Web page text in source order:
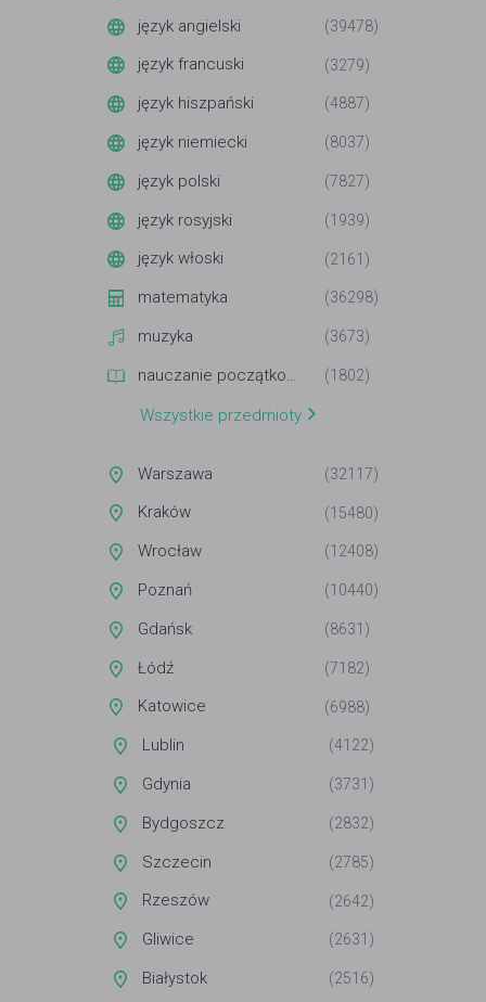
język angielski (39478)
język francuski (3279)
język hiszpański (4887)
język niemiecki (8037)
język polski (7827)
język rosyjski (1939)
język włoski (2161)
matematyka (36298)
muzyka (3673)
nauczanie początkowe (1802)
Wszystkie przedmioty
Warszawa (32117)
Kraków (15480)
Wrocław (12408)
Poznań (10440)
Gdańsk (8631)
Łódź (7182)
Katowice (6988)
Lublin (4122)
Gdynia (3731)
Bydgoszcz (2832)
Szczecin (2785)
Rzeszów (2642)
Gliwice (2631)
Białystok (2516)